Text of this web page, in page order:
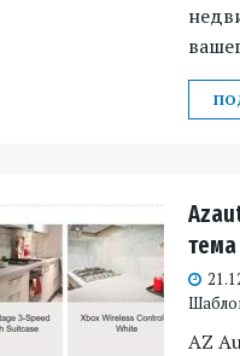
тема
AZ